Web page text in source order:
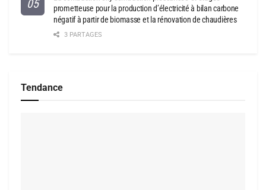
prometteuse pour la production d’électricité à bilan carbone
négatif à partir de biomasse et la rénovation de chaudières
3 PARTAGES
Tendance